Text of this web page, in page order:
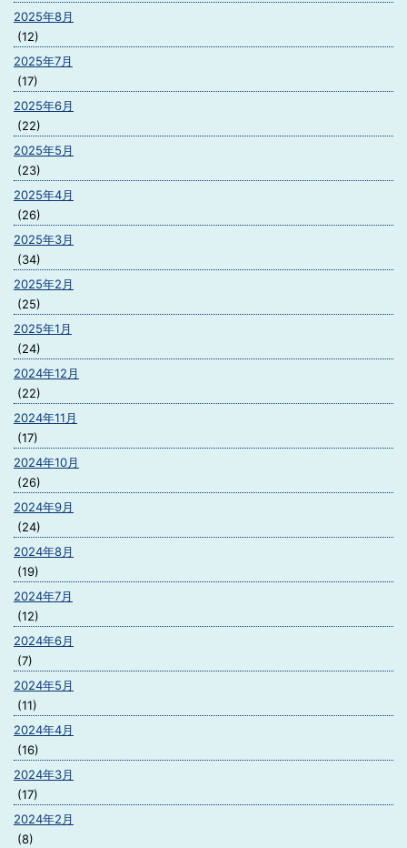
2025年8月
(12)
2025年7月
(17)
2025年6月
(22)
2025年5月
(23)
2025年4月
(26)
2025年3月
(34)
2025年2月
(25)
2025年1月
(24)
2024年12月
(22)
2024年11月
(17)
2024年10月
(26)
2024年9月
(24)
2024年8月
(19)
2024年7月
(12)
2024年6月
(7)
2024年5月
(11)
2024年4月
(16)
2024年3月
(17)
2024年2月
(8)